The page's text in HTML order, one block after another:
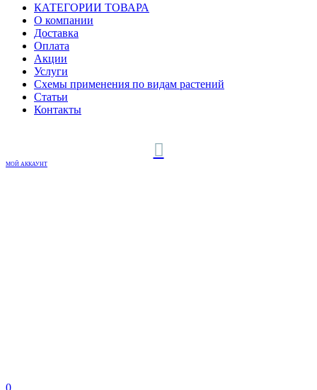
КАТЕГОРИИ ТОВАРА
О компании
Доставка
Оплата
Акции
Услуги
Схемы применения по видам растений
Статьи
Контакты
МОЙ АККАУНТ
0